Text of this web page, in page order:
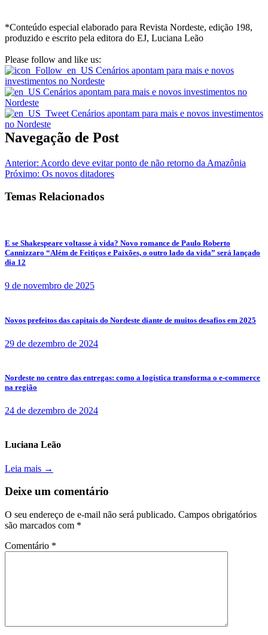
*Conteúdo especial elaborado para Revista Nordeste, edição 198,
produzido e escrito pela editora do EJ, Luciana Leão
Please follow and like us:
Navegação de Post
Anterior: Acordo deve evitar ponto de não retorno da Amazônia
Próximo: Os novos ditadores
Temas Relacionados
E se Shakespeare voltasse à vida? Novo romance de Paulo Roberto
Cannizzaro “Além de Feitiços e Paixões, o outro lado da vida” será lançado
dia 12
9 de novembro de 2025
Novos prefeitos das capitais do Nordeste diante de muitos desafios em 2025
29 de dezembro de 2024
Nordeste no centro das entregas: como a logística transforma o e-commerce
na região
24 de dezembro de 2024
Luciana Leão
Leia mais →
Deixe um comentário
O seu endereço de e-mail não será publicado. Campos obrigatórios
são marcados com *
Comentário *